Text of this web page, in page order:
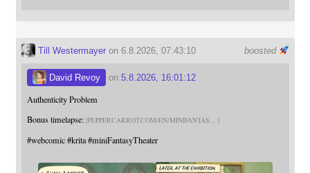
boosted
Till Westermayeron 6.8.2026, 07:43:10
David Revoy on 5.8.2026, 16:01:12
Authenticity Problem
Bonus timelapse: PEPPERCARROT.COM/EN/MINIFANTAS
#webcomic #krita #miniFantasyTheater